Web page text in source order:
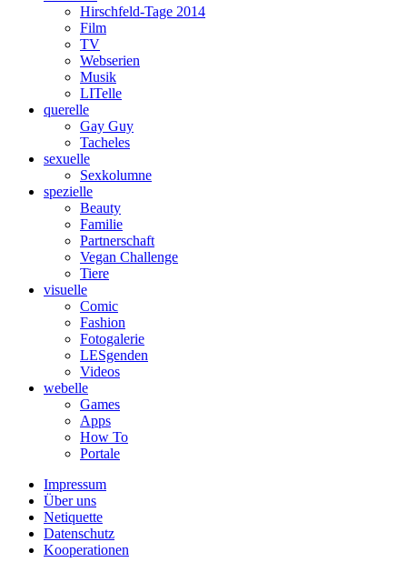
Hirschfeld-Tage 2014
Film
TV
Webserien
Musik
LITelle
querelle
Gay Guy
Tacheles
sexuelle
Sexkolumne
spezielle
Beauty
Familie
Partnerschaft
Vegan Challenge
Tiere
visuelle
Comic
Fashion
Fotogalerie
LESgenden
Videos
webelle
Games
Apps
How To
Portale
Impressum
Über uns
Netiquette
Datenschutz
Kooperationen